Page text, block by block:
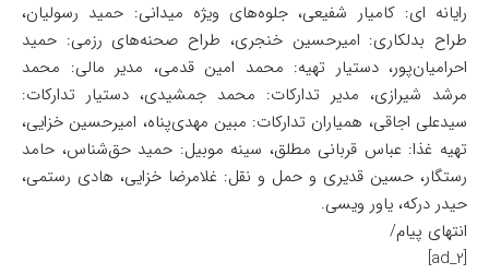
رایانه ای: کامیار شفیعی، جلوه‌های ویژه میدانی: حمید رسولیان،
طراح بدلکاری: امیرحسین خنجری، طراح صحنه‌های رزمی: حمید
احرامیان‌پور، دستیار تهیه: محمد امین قدمی، مدیر مالی: محمد
مرشد شیرازی، مدیر تدارکات: محمد جمشیدی، دستیار تدارکات:
سیدعلی اجاقی، همیاران تدارکات: مبین مهدی‌پناه، امیرحسین خزایی،
تهیه غذا: عباس قربانی ‌مطلق، سینه موبیل: حمید حق‌شناس، حامد
رستگار، حسین قدیری و حمل و نقل: غلامرضا خزایی، هادی رستمی،
حیدر درکه، یاور ویسی.
انتهای پیام/
[ad_2]